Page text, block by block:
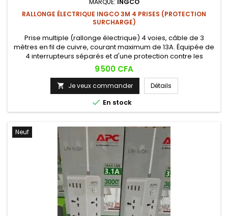
RALLONGE ÉLECTRIQUE INGCO 3M 4 PRISES (PROTECTION
SURCHARGE)
Prise multiple (rallonge électrique) 4 voies, câble de 3
mètres en fil de cuivre, courant maximum de 13A. Équipée de
4 interrupteurs séparés et d'une protection contre les
surcharges, en matériau ignifuge pour plus de sécurité.
Prix
9 500 CFA
 Je veux commander Détails
 En stock
Neuf